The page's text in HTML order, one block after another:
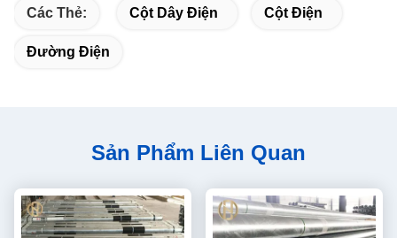
Các Thẻ: Cột Dây Điện Cột Điện
Đường Điện
Sản Phẩm Liên Quan